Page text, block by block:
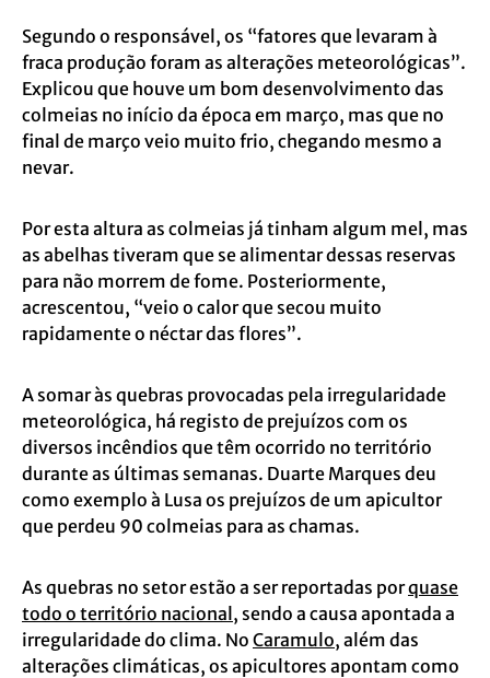
Segundo o responsável, os “fatores que levaram à
fraca produção foram as alterações meteorológicas”.
Explicou que houve um bom desenvolvimento das
colmeias no início da época em março, mas que no
final de março veio muito frio, chegando mesmo a
nevar.
Por esta altura as colmeias já tinham algum mel, mas
as abelhas tiveram que se alimentar dessas reservas
para não morrem de fome. Posteriormente,
acrescentou, “veio o calor que secou muito
rapidamente o néctar das flores”.
A somar às quebras provocadas pela irregularidade
meteorológica, há registo de prejuízos com os
diversos incêndios que têm ocorrido no território
durante as últimas semanas. Duarte Marques deu
como exemplo à Lusa os prejuízos de um apicultor
que perdeu 90 colmeias para as chamas.
As quebras no setor estão a ser reportadas porquase
todo o território nacional , sendo a causa apontada a
irregularidade do clima. No Caramulo, além das
alterações climáticas, os apicultores apontam como